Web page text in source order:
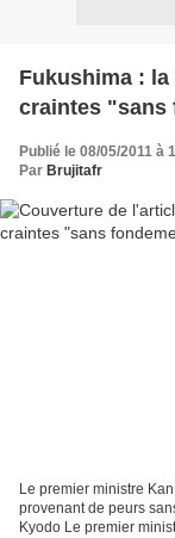
Fukushima :
craintes "sans
Publié le 08/05/2011 à
Par Brujitafr
Le premier ministre
provenant de peurs
Kyodo Le premier